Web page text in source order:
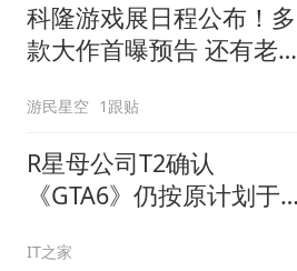
科隆游戏展日程公布！多
款大作首曝预告 还有老熟
游民星空 1跟贴
R星母公司T2确认
《GTA6》仍按原计划于
IT之家